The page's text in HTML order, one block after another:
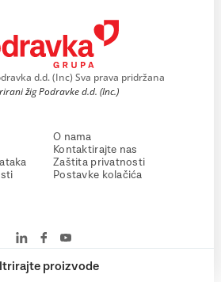
proizvode
d.d. (Inc) Sva prava pridržana
žig Podravke d.d. (Inc.)
O nama
Kontaktirajte nas
Zaštita privatnosti
Postavke kolačića